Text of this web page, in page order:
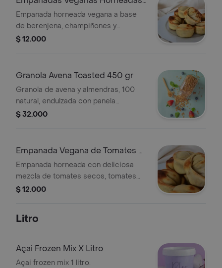
de Berenjena
Empanada horneada vegana a base
de berenjena, champiñones y
espinaca .
$ 12.000
Granola Avena Toasted 450 gr
Granola de avena y almendras, 100
natural, endulzada con panela
orgánica. ideal para acompañar tus
$ 32.000
Empanada Vegana de Tomates y
Albahaca
Empanada horneada con deliciosa
mezcla de tomates secos, tomates
confitados y albahaca .
$ 12.000
Litro
Açai Frozen Mix X Litro
Açai frozen mix 1 litro.